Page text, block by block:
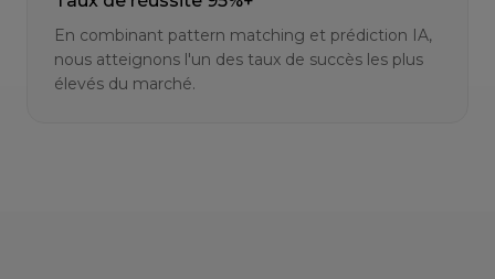
En combinant pattern matching et prédiction IA,
nous atteignons l'un des taux de succès les plus
élevés du marché.